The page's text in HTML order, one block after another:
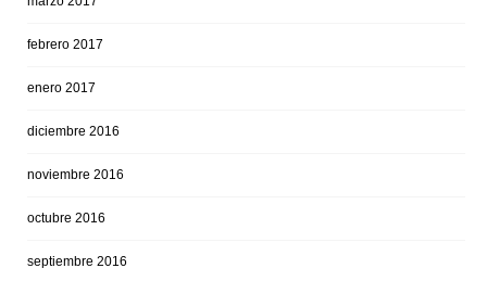
febrero 2017
enero 2017
diciembre 2016
noviembre 2016
octubre 2016
septiembre 2016